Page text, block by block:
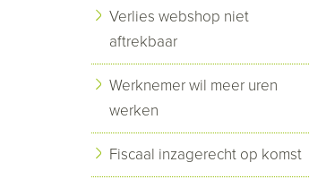
Verlies webshop niet
aftrekbaar
Werknemer wil meer uren
werken
Fiscaal inzagerecht op komst